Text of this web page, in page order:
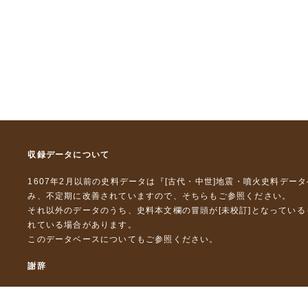
収録データについて
1607年2月以前の史料データは『 [古代・中世]地震・噴火史料デー
み、不定期に改善されていますので、 そちら もご参照ください。
それ以外のデータのうち、史料本文欄の冒頭が[未校訂]となってい
れている場合があります。
このデータベースについて もご参照ください。
謝辞